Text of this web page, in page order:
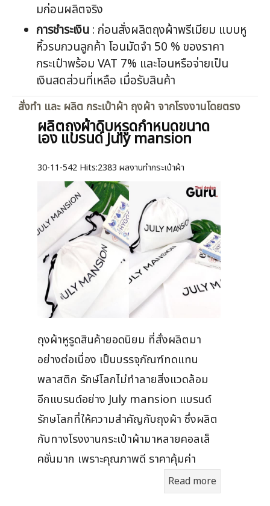
มก่อนผลิตจริง
การชำระเงิน : ก่อนสั่งผลิตถุงผ้าพรีเมียม แบบหู
หิ้วรบกวนลูกค้า โอนมัดจำ 50 % ของราคา
กระเป๋าพร้อม VAT 7% และโอนหรือจ่ายเป็น
เงินสดส่วนที่เหลือ เมื่อรับสินค้า
สั่งทำ และ ผลิต กระเป๋าผ้า ถุงผ้า จากโรงงานโดยตรง
ผลิตถุงผ้าดิบหูรูดกำหนดขนาด
เอง แบรนด์ July mansion
30-11-542 Hits:2383 ผลงานทำกระเป๋าผ้า
ถุงผ้าหูรูดสินค้ายอดนิยม ที่สั่งผลิตมา
อย่างต่อเนื่อง เป็นบรรจุภัณฑ์ทดแทน
พลาสติก รักษ์โลกไม่ทำลายสิ่งแวดล้อม
อีกแบรนด์อย่าง July mansion แบรนด์
รักษโลกที่ให้ความสำคัญกับถุงผ้า ซึ่งผลิต
กับทางโรงงานกระเป๋าผ้ามาหลายคอลเล็
คชั่นมาก เพราะคุณภาพดี ราคาคุ้มค่า
Read more